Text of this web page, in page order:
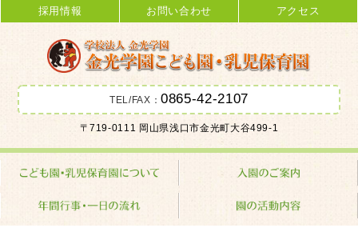
金光学園こども園･乳児保育園 学校
法人 金光学園
採用情報 お問い合わせ アクセス
TEL/FAX：0865-42-2107
〒719-0111 岡山県浅口市金光町大谷499-1